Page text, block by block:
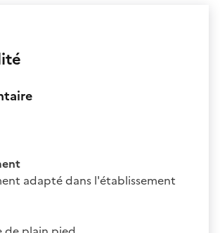
adapté dans l'établissement